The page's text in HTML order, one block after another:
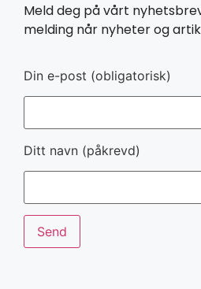
Meld deg på vårt
melding når nyheter og
Din e-post (obligatorisk)
Ditt navn (påkrevd)